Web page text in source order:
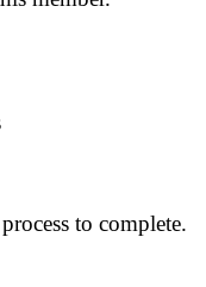
to complete.